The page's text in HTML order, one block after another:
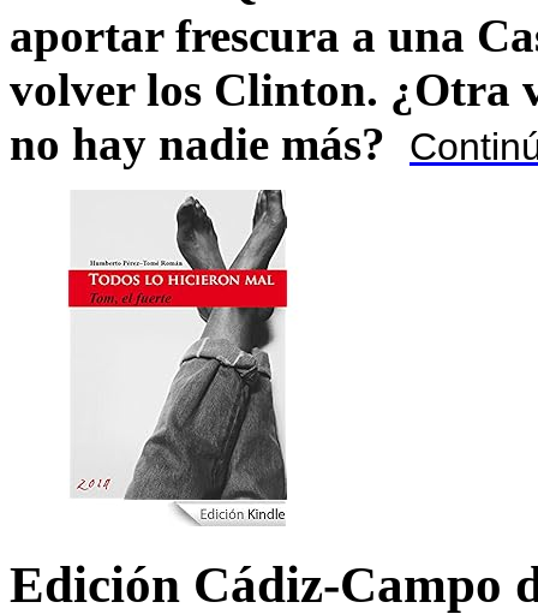
aportar frescura a una
volver los Clinton. ¿Otra
no hay nadie más?
Edición Cádiz-Campo